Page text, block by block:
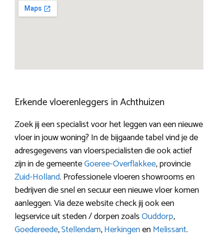
Erkende vloerenleggers in Achthuizen
Zoek jij een specialist voor het leggen van een nieuwe
vloer in jouw woning? In de bijgaande tabel vind je de
adresgegevens van vloerspecialisten die ook actief
zijn in de gemeenteGoeree-Overflakkee, provincie
Zuid-Holland. Professionele vloeren showrooms en
bedrijven die snel en secuur een nieuwe vloer komen
aanleggen. Via deze website check jij ook een
legservice uit steden / dorpen zoalsOuddorp,
Goedereede,Stellendam,HerkingenenMelissant.